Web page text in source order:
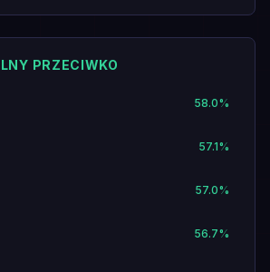
PRZECIWKO
58.0%
57.1%
57.0%
56.7%